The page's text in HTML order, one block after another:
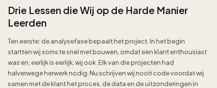
Drie Lessen die Wij op de Harde Manier
Leerden
Ten eerste: de analysefase bepaalt het project. In het begin
startten wij soms te snel met bouwen, omdat een klant enthousiast
was en, eerlijk is eerlijk, wij ook. Elk van die projecten had
halverwege herwerk nodig. Nu schrijven wij nooit code voordat wij
samen met de klant het proces, de data en de uitzonderingen in